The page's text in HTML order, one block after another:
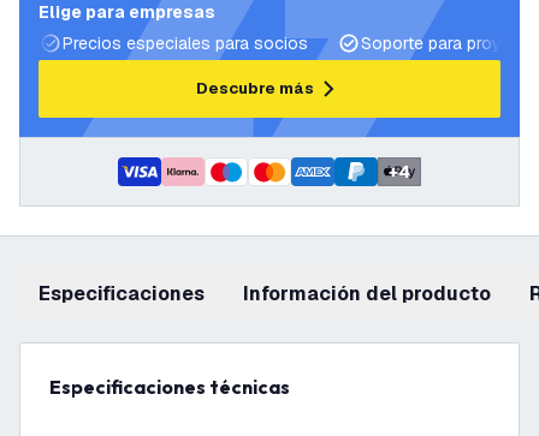
Elige para empresas
Precios especiales para socios
Soporte para
Descubre más
+4
Especificaciones información del producto
Especificaciones técnicas